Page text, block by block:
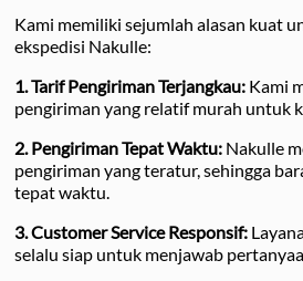
Kami memiliki sejumlah alasan kuat
ekspedisi Nakulle:
1. Tarif Pengiriman Terjangkau: Kami
pengiriman yang relatif murah untuk
2. Pengiriman Tepat Waktu: Nakulle
pengiriman yang teratur, sehingga
tepat waktu.
3. Customer Service Responsif:
selalu siap untuk menjawab